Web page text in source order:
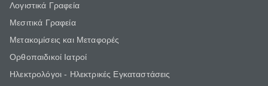
Λογιστικά Γραφεία
Μεσιτικά Γραφεία
Μετακομίσεις και Μεταφορές
Ορθοπαιδικοί Ιατροί
Ηλεκτρολόγοι - Ηλεκτρικές Εγκαταστάσεις